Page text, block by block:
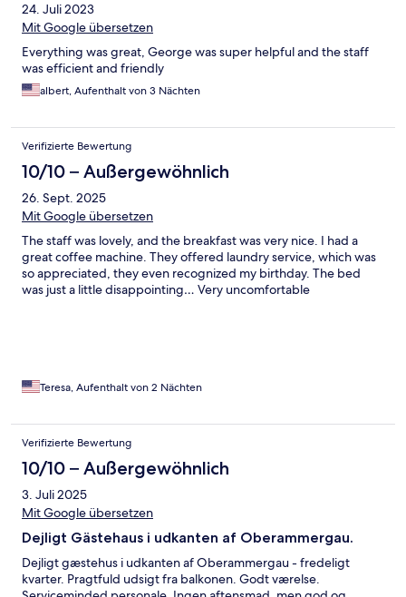
24. Juli 2023
Mit Google übersetzen
Everything was great, George was super helpful and the staff
was efficient and friendly
albert, Aufenthalt von 3 Nächten
Verifizierte Bewertung
10/10 – Außergewöhnlich
26. Sept. 2025
Mit Google übersetzen
The staff was lovely, and the breakfast was very nice. I had a
great coffee machine. They offered laundry service, which was
so appreciated, they even recognized my birthday. The bed
was just a little disappointing… Very uncomfortable
Teresa, Aufenthalt von 2 Nächten
Verifizierte Bewertung
10/10 – Außergewöhnlich
3. Juli 2025
Mit Google übersetzen
Dejligt Gästehaus i udkanten af Oberammergau.
Dejligt gæstehus i udkanten af Oberammergau - fredeligt
kvarter. Pragtfuld udsigt fra balkonen. Godt værelse.